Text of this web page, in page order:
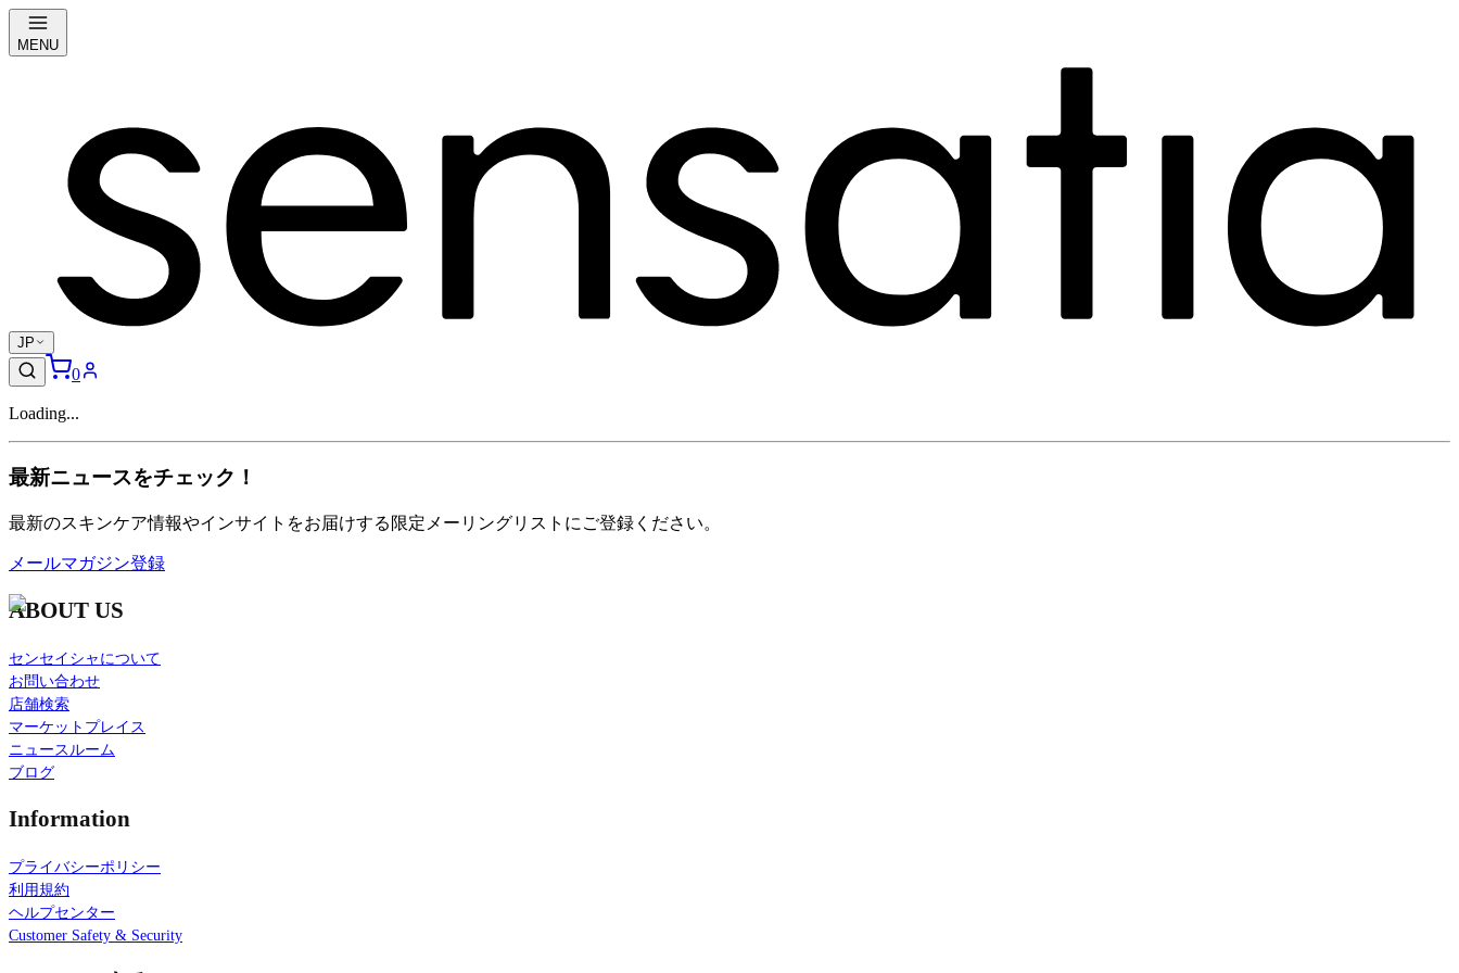
MENU
JP
0
Loading...
最新ニュースをチェック！
最新のスキンケア情報やインサイトをお届けする限定メーリングリストにご登録ください。
メールマガジン登録
ABOUT US
センセイシャについて
お問い合わせ
店舗検索
マーケットプレイス
ニュースルーム
ブログ
Information
プライバシーポリシー
利用規約
ヘルプセンター
Customer Safety & Security